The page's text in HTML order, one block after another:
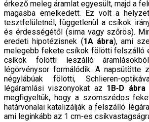
érkező meleg áramlat egyesült, majd a
ma­gasba emelkedett. Ez volt a
tesztfelületnél, függetlenül a csíkok
és érdességétől (sima vagy szőrös).
eredeti hipotézisnek (1A ábra), ami
melegebb fekete csíkok fölötti felszálló
csíkok fölötti leszálló
légörvénysor formáló­dik. A napsütötte
négylábúak fö­lötti, Schlieren-
légáramlási viszonyokat az 1B-D ábra
megfigyel­tük, hogy a szomszédos
határ­vonalai katalizálják a felszálló
ami leginkább az 1 cm-es